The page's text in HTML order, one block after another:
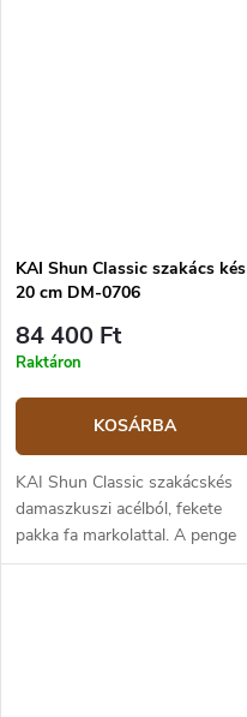
KAI Shun Classic szakács kés
20 cm DM-0706
84 400 Ft
Raktáron
KOSÁRBA
KAI Shun Classic szakácskés
damaszkuszi acélból, fekete
pakka fa markolattal. A penge
hossza 20 cm.